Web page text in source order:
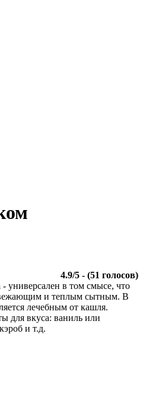
4.9/5 - (51 голосов)
универсален в том смысе, что
и теплым сытным. В
лечебным от кашля.
для вкуса: ваниль или
и т.д.